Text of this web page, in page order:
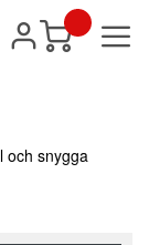
Min kundvagn
Sök
och snygga